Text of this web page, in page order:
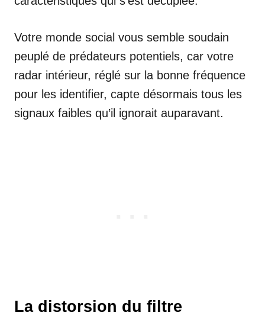
Votre monde social vous semble soudain
peuplé de prédateurs potentiels, car votre
radar intérieur, réglé sur la bonne fréquence
pour les identifier, capte désormais tous les
signaux faibles qu’il ignorait auparavant.
La distorsion du filtre